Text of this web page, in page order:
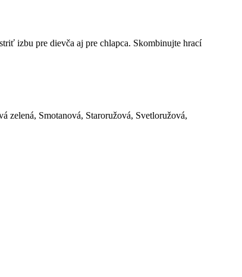
izbu pre dievča aj pre chlapca. Skombinujte hrací
zelená, Smotanová, Staroružová, Svetloružová,